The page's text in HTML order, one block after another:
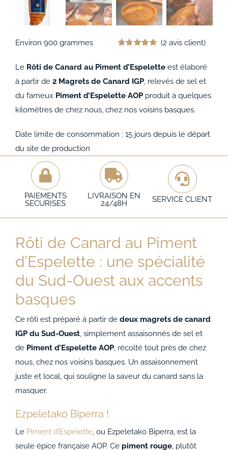
Environ 900 grammes
notations
client
(2 avis client)
Le Rôti de Canard au Piment d’Espeletteest élaboré
à partir de 2 Magrets de Canard IGP, relevés de sel et
du fameux Piment d’Espelette AOPproduit à quelques
kilomètres de chez nous, chez nos voisins basques.
Date limite de consommation : 15 jours depuis le départ
du site de production
PAIEMENTS
SECURISES
LIVRAISON EN
24/48H
SERVICE CLIENT
Rôti de Canard au Piment
d’Espelette : une spécialité
du Sud-Ouest aux accents
basques
Ce rôti est préparé à partir de deux magrets de canard
IGP du Sud-Ouest, simplement assaisonnés de sel et
de Piment d’Espelette AOP, récolté tout près de chez
nous, chez nos voisins basques. Un assaisonnement
juste et local, qui souligne la saveur du canard sans la
masquer.
Ezpeletako Biperra !
Le Piment d’Espelette, ou Ezpeletako Biperra, est la
seule épice française AOP. Ce piment rouge, plutôt